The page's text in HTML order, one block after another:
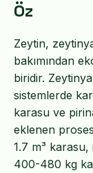
Öz
Zeytin,
bakımından
biridir.
sistemlerde
karasu ve
eklenen
1.7 m³
400-480 kg